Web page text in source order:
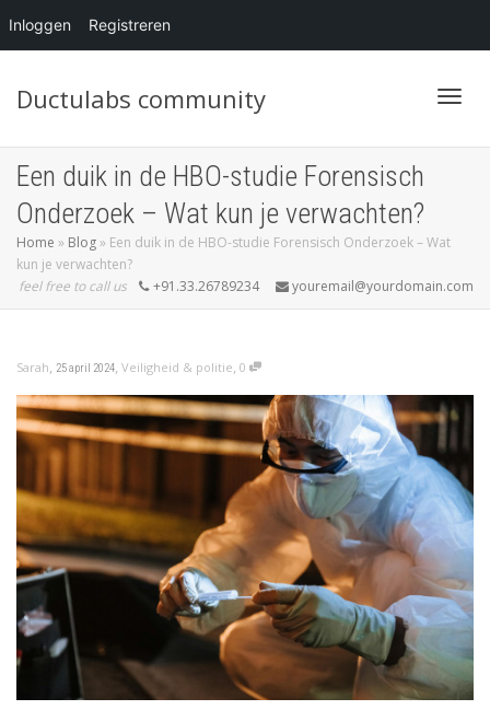
Inloggen Registreren
Ductulabs community
Een duik in de HBO-studie Forensisch
Onderzoek – Wat kun je verwachten?
Home » Blog» Een duik in de HBO-studie Forensisch Onderzoek – Wat
kun je verwachten?
feel free to call us
+91.33.26789234 youremail@yourdomain.com
Sarah, 25 april 2024, Veiligheid & politie, 0